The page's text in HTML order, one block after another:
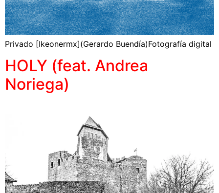
Privado [Ikeonermx](Gerardo Buendía)Fotografía digital
HOLY (feat. Andrea
Noriega)